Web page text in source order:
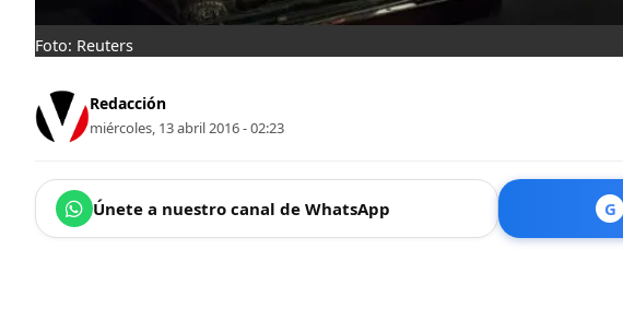
Foto: Reuters
Redacción
miércoles, 13 abril 2016 - 02:23
Únete a nuestro canal de WhatsApp G